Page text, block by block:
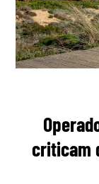
criticam